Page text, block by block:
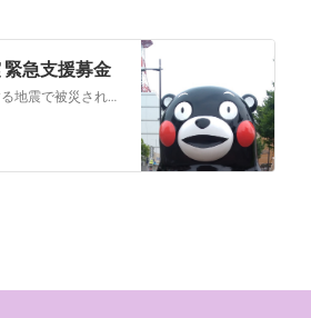
急支援募金
今回の熊本を震源とする地震で被災された皆さままだまだ余震も続き大変な時間を過ごされていると思います。心よりお見舞い申し上げます